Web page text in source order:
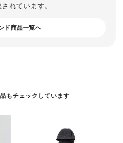
れています。
ド商品一覧へ
もチェックしています